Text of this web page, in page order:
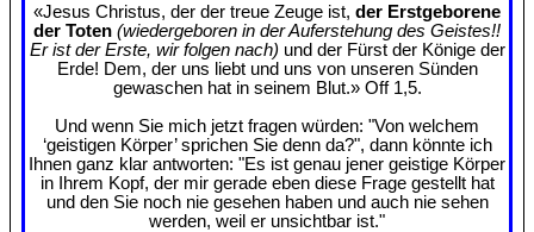
«Jesus Christus, der der treue Zeuge ist, der Erstgeborene
der Toten (wiedergeboren in der Auferstehung des Geistes!!
Er ist der Erste, wir folgen nach) und der Fürst der Könige der
Erde! Dem, der uns liebt und uns von unseren Sünden
gewaschen hat in seinem Blut.» Off 1,5.
Und wenn Sie mich jetzt fragen würden: "Von welchem
‘geistigen Körper’ sprichen Sie denn da?", dann könnte ich
Ihnen ganz klar antworten: "Es ist genau jener geistige Körper
in Ihrem Kopf, der mir gerade eben diese Frage gestellt hat
und den Sie noch nie gesehen haben und auch nie sehen
werden, weil er unsichtbar ist."